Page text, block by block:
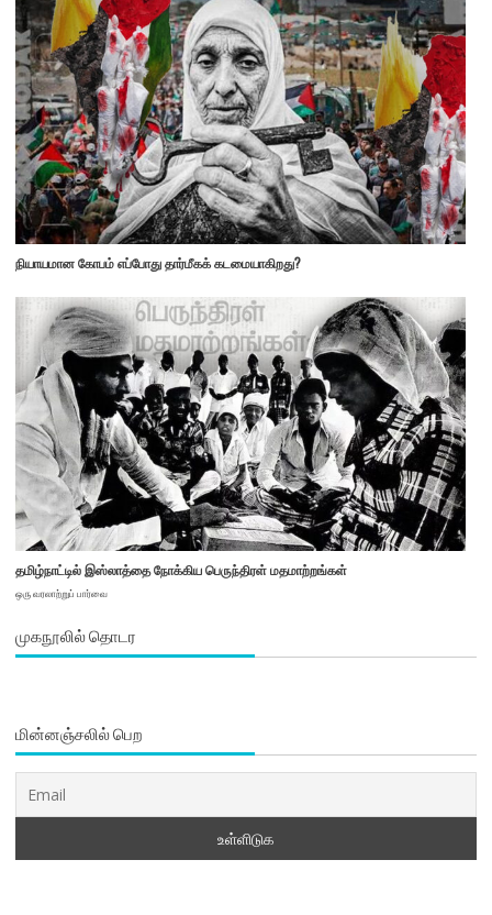
நியாயமான கோபம் எப்போது தார்மீகக் கடமையாகிறது?
தமிழ்நாட்டில் இஸ்லாத்தை நோக்கிய பெருந்திரள் மதமாற்றங்கள்
ஒரு வரலாற்றுப் பார்வை
முகநூலில் தொடர
மின்னஞ்சலில் பெற